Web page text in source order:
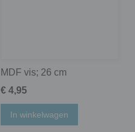
MDF vis; 26 cm
€ 4,95
In winkelwagen